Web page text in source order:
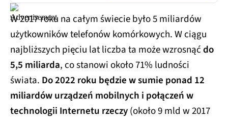
W 2017 roku na całym świecie było 5 miliardów
użytkowników telefonów komórkowych. W ciągu
najbliższych pięciu lat liczba ta może wzrosnąćdo
5,5 miliarda, co stanowi około 71% ludności
świata. Do 2022 roku będzie w sumie ponad 12
miliardów urządzeń mobilnych i połączeń w
technologii Internetu rzeczy(około 9 mld w 2017